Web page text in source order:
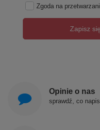
Zgoda na
Zapisz
Opinie o nas
sprawdź, co